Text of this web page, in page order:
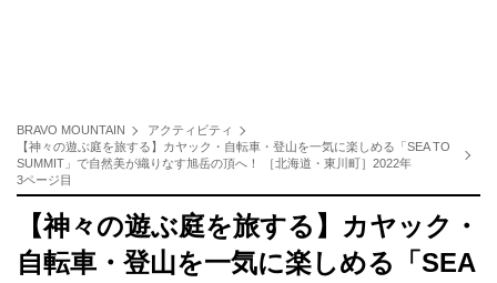
BRAVO MOUNTAIN
アクティビティ
【神々の遊ぶ庭を旅する】カヤック・自転車・登山を一気に楽しめる「SEA TO
SUMMIT」で自然美が織りなす旭岳の頂へ！ ［北海道・東川町］2022年
3ページ目
【神々の遊ぶ庭を旅する】カヤック・
自転車・登山を一気に楽しめる「SEA